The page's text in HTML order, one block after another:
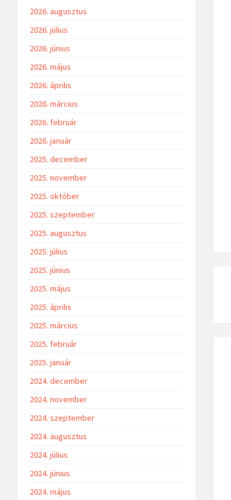
2026. augusztus
2026. július
2026. június
2026. május
2026. április
2026. március
2026. február
2026. január
2025. december
2025. november
2025. október
2025. szeptember
2025. augusztus
2025. július
2025. június
2025. május
2025. április
2025. március
2025. február
2025. január
2024. december
2024. november
2024. szeptember
2024. augusztus
2024. július
2024. június
2024. május